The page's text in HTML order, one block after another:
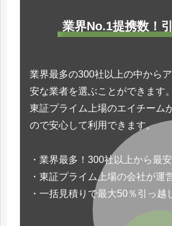
業界No.1提携数！
業界最多の300社以上の中から
安な業者を選ぶことができます。
東証プライム上場のエイチーム
ので安心して利用できます。
・業界最多！300社以上から最
・東証プライム上場の会社が運
・一括見積りで最大50％引っ越